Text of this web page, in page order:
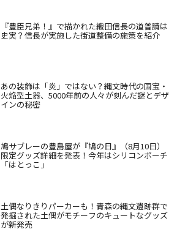
『豊臣兄弟！』で描かれた織田信長の道普請は
史実？信長が実施した街道整備の施策を紹介
あの装飾は「炎」ではない？縄文時代の国宝・
火焔型土器、5000年前の人々が刻んだ謎とデザ
インの秘密
鳩サブレーの豊島屋が『鳩の日』（8月10日）
限定グッズ詳細を発表！今年はシリコンポーチ
「はとっこ」
土偶なりきりパーカーも！青森の縄文遺跡群で
発掘された土偶がモチーフのキュートなグッズ
が新発売